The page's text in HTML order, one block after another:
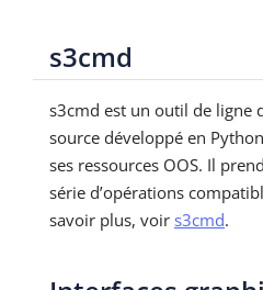
s3cmd
s3cmd est un outil de ligne
source développé en
ses ressources OOS. Il
série d’opérations
savoir plus, voir s3cmd.